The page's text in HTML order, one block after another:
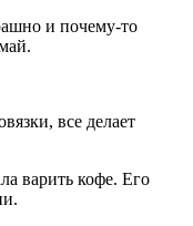
и почему-то
все делает
варить кофе. Его